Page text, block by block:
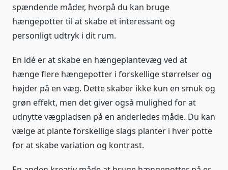
spændende måder, hvorpå du kan bruge
hængepotter til at skabe et interessant og
personligt udtryk i dit rum.
En idé er at skabe en hængeplantevæg ved at
hænge flere hængepotter i forskellige størrelser og
højder på en væg. Dette skaber ikke kun en smuk og
grøn effekt, men det giver også mulighed for at
udnytte vægpladsen på en anderledes måde. Du kan
vælge at plante forskellige slags planter i hver potte
for at skabe variation og kontrast.